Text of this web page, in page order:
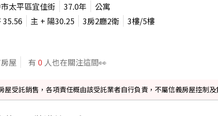
太平區宜佳街 37.0年
公寓
35.56 主 + 陽30.25 3房2廳2衛 3樓/5樓
屋 有 0 人也在關注這間👀
受託銷售，各項責任概由該受託業者自行負責，不屬信義房屋控制及